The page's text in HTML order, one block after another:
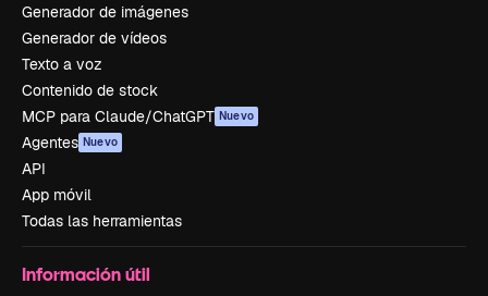
Generador de imágenes
Generador de vídeos
Texto a voz
Contenido de stock
MCP para Claude/ChatGPT Nuevo
Agentes Nuevo
API
App móvil
Todas las herramientas
Información útil